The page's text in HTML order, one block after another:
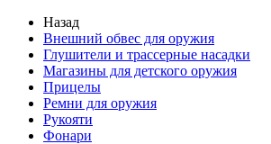
Назад
Внешний обвес для оружия
Глушители и трассерные насадки
Магазины для детского оружия
Прицелы
Ремни для оружия
Рукояти
Фонари